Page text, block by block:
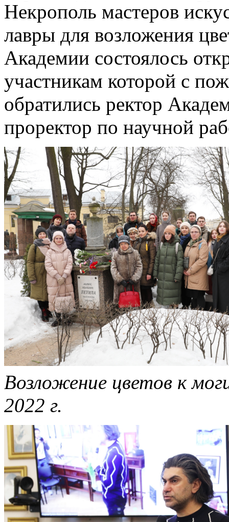
Некрополь мастеров
лавры для возложения
Академии состоялось
участникам которой с
обратились ректор
проректор по научной
Возложение цветов к
2022 г.